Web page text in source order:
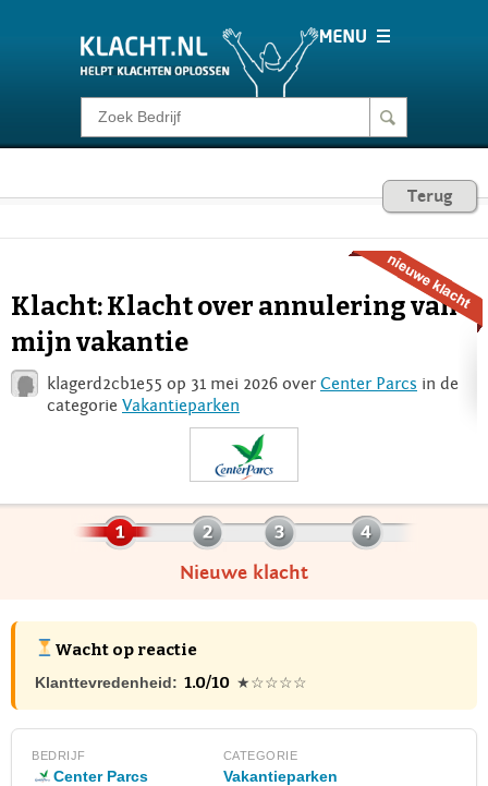
Klacht melden
Consumentenrecht
Voor Bedrijven
Login
Terug
Klacht: Klacht over annulering van
mijn vakantie
klagerd2cb1e55 op 31 mei 2026 overCenter Parcs in de
categorie Vakantieparken
Nieuwe klacht
Wacht op reactie
Klanttevredenheid: 1.0/10 ★☆☆☆☆
BEDRIJF
Center Parcs
CATEGORIE
Vakantieparken